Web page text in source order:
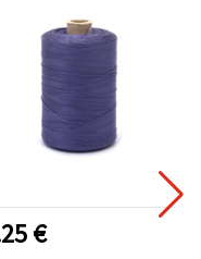
€